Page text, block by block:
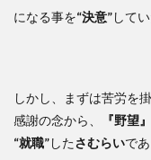
になる事を“決意”してい
しかし、まずは苦労を
感謝の念から、
『野望』
“就職”したさむらいであ